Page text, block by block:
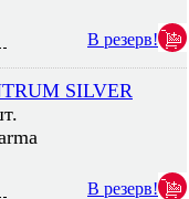
В резерв!
SILVER
В резерв!